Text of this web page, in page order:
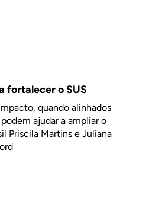
fortalecer o SUS
quando alinhados
ajudar a ampliar o
Priscila Martins e Juliana